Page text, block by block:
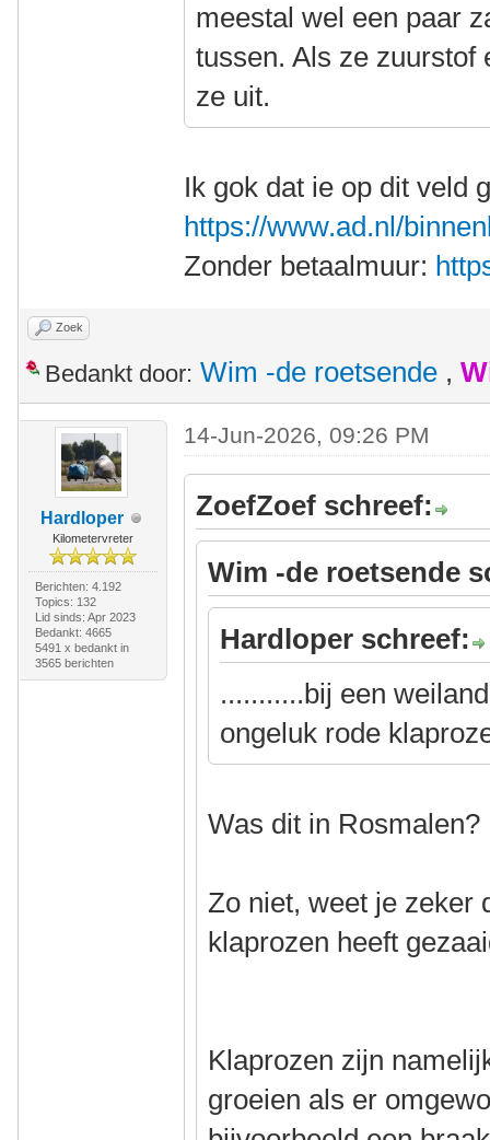
meestal wel een paar
tussen. Als ze zuurstof
ze uit.
Ik gok dat ie op dit veld
https://www.ad.nl/
Zonder betaalmuur:
Zoek
Bedankt door: Wim -de roetsende ,
Hardloper
Kilometervreter
Berichten: 4.192
Topics: 132
Lid sinds: Apr 2023
Bedankt: 4665
5491 x bedankt in
3565 berichten
14-Jun-2026, 09:26 PM
ZoefZoef schreef:
Wim -de roetsende
Hardloper schreef:
...........bij een
ongeluk rode
Was dit in Rosmalen?
Zo niet, weet je zeker
klaprozen heeft
Klaprozen zijn
groeien als er